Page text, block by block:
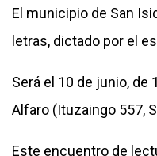
El municipio de San
letras, dictado por el
Será el 10 de junio, de
Alfaro (Ituzaingo 557,
Este encuentro de